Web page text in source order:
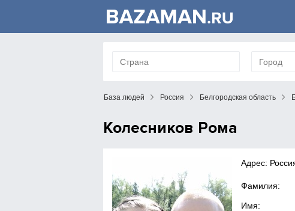
База людей Россия Белгородская область
Колесников Рома
Адрес:
Фамилия:
Имя: